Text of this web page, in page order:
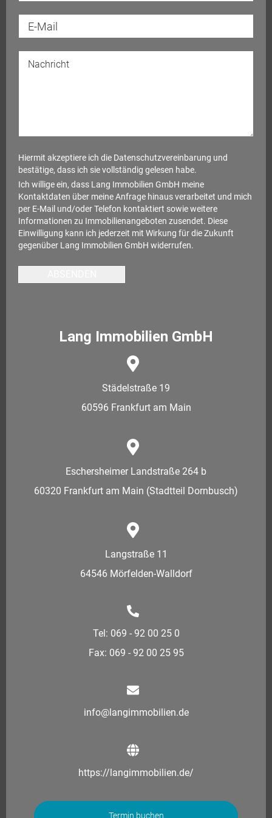
Hiermit akzeptiere ich die Datenschutzvereinbarung und
bestätige, dass ich sie vollständig gelesen habe.
Ich willige ein, dass Lang Immobilien GmbH meine
Kontaktdaten über meine Anfrage hinaus verarbeitet und mich
per E-Mail und/oder Telefon kontaktiert sowie weitere
Informationen zu Immobilienangeboten zusendet. Diese
Einwilligung kann ich jederzeit mit Wirkung für die Zukunft
gegenüber Lang Immobilien GmbH widerrufen.
Lang Immobilien GmbH
Städelstraße 19
60596 Frankfurt am Main
Eschersheimer Landstraße 264 b
60320 Frankfurt am Main (Stadtteil Dornbusch)
Langstraße 11
64546 Mörfelden-Walldorf
Tel: 069 - 92 00 25 0
Fax: 069 - 92 00 25 95
info@langimmobilien.de
https://langimmobilien.de/
Termin buchen